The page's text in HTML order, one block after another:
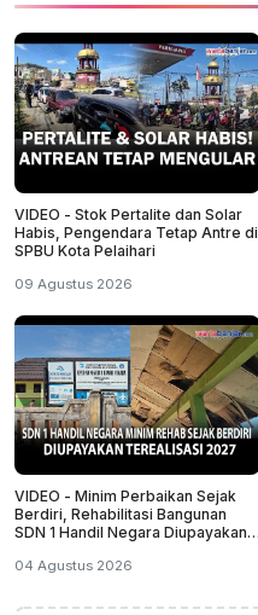
VIDEO - Stok Pertalite dan Solar
Habis, Pengendara Tetap Antre di
SPBU Kota Pelaihari
09 Agustus 2026
VIDEO - Minim Perbaikan Sejak
Berdiri, Rehabilitasi Bangunan
SDN 1 Handil Negara Diupayakan
04 Agustus 2026